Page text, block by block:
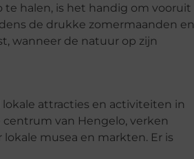
halen, is het handig om vooruit
de drukke zomermaanden en
wanneer de natuur op zijn
attracties en activiteiten in
van Hengelo, verken
musea en markten. Er is